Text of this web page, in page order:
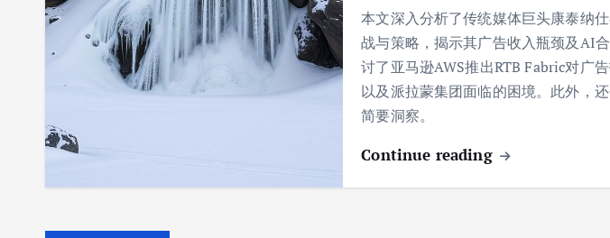
本文深入分析了传统媒体巨头康泰纳
战与策略，揭示其广告收入瓶颈及AI
讨了亚马逊AWS推出RTB Fabric对广
以及派拉蒙集团面临的困境。此外，
简要洞察。
Continue reading